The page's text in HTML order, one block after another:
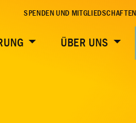
SPENDEN UND MITGLIEDSCHAFTEN
ÜBER UNS